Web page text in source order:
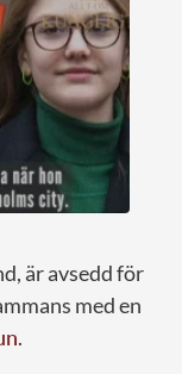
är avsedd för
med en
.